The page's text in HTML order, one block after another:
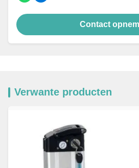
Contact
Verwante producten